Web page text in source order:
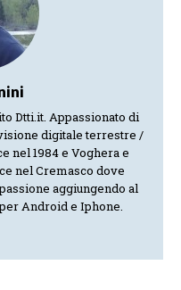
Dtti.it. Appassionato di
digitale terrestre /
nel 1984 e Voghera e
nel Cremasco dove
aggiungendo al
Android e Iphone.